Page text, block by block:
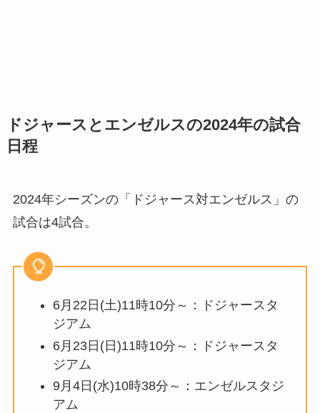
ドジャースとエンゼルスの2024年の試合
日程
2024年シーズンの「ドジャース対エンゼルス」の
試合は4試合。
6月22日(土)11時10分～：ドジャースタ
ジアム
6月23日(日)11時10分～：ドジャースタ
ジアム
9月4日(水)10時38分～：エンゼルスタジ
アム